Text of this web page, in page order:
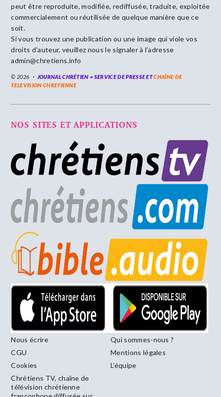
peut être reproduite, modifiée, rediffusée, traduite, exploitée
commercialement ou réutilisée de quelque manière que ce
soit.
Si vous trouvez une publication ou une image qui viole vos
droits d’auteur, veuillez nous le signaler à l’adresse
admin@chretiens.info
© 2026 JOURNAL CHRÉTIEN = SERVICE DE PRESSE ETCHAÎNE DE
TELEVISION CHRETIENNE
NOS SITES ET APPLICATIONS
Nous écrire
Qui sommes-nous ?
CGU
Mentions légales
Cookies
L’équipe
Chrétiens TV, chaîne de
télévision chrétienne